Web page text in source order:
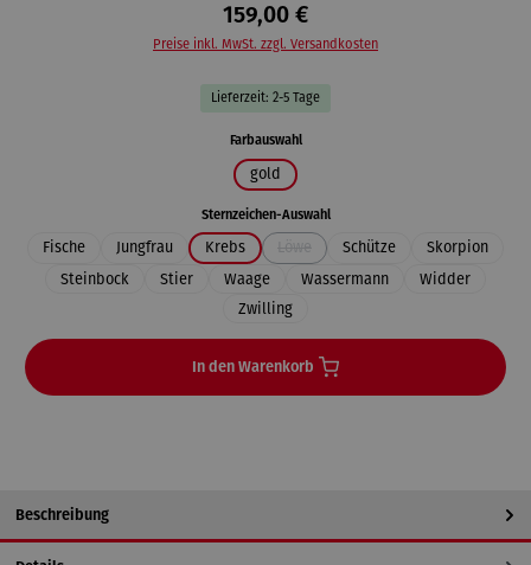
159,00 €
Preise inkl. MwSt. zzgl. Versandkosten
Lieferzeit: 2-5 Tage
Farbauswahlauswählen
gold
Sternzeichen-Auswahlauswählen
Fische Jungfrau Krebs
(Diese Option ist zurzeit nicht
Schütze
Skorpion
Steinbock
Stier Waage Wassermann
Widder
Zwilling
In den Warenkorb
Beschreibung